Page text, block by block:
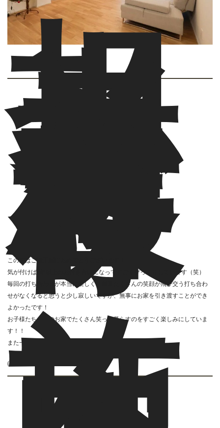
担
当
者
か
ら
お
客
様
へ
この度はご竣工誠におめでとうございます！
気が付けば1年以上のお付き合いになってすごくびっくりしています（笑）
毎回の打ち合わせが本当に楽しく、毎回たくさんの笑顔が飛び交う打ち合わ
せがなくなると思うと少し寂しいですが、無事にお家を引き渡すことができ
よかったです！
お子様たちがこのお家でたくさん笑って暮らすのをすごく楽しみにしていま
す！！
また一緒にお酒飲みましょう！！
(担当：Y.S)